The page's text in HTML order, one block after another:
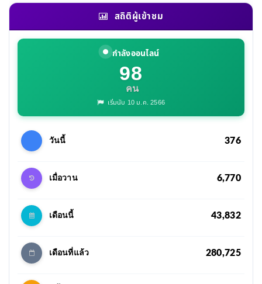
สถิติผู้เข้าชม
กำลังออนไลน์
98
คน
เริ่มนับ 10 ม.ค. 2566
วันนี้ 376
เมื่อวาน 6,770
เดือนนี้ 43,832
เดือนที่แล้ว 280,725